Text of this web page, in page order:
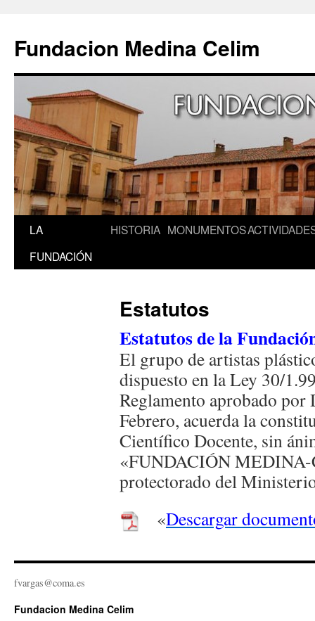
Fundacion Medina Celim
Saltar
LA
FUNDACIÓN
HISTORIA MONUMENTOS
Estatutos
Estatutos de la
El grupo de artistas
dispuesto en la Ley 30/
Reglamento aprobado por
Febrero, acuerda la
Científico Docente, sin
«FUNDACIÓN
protectorado del
«Descargar
fvargas@coma.es
Fundacion Medina Celim